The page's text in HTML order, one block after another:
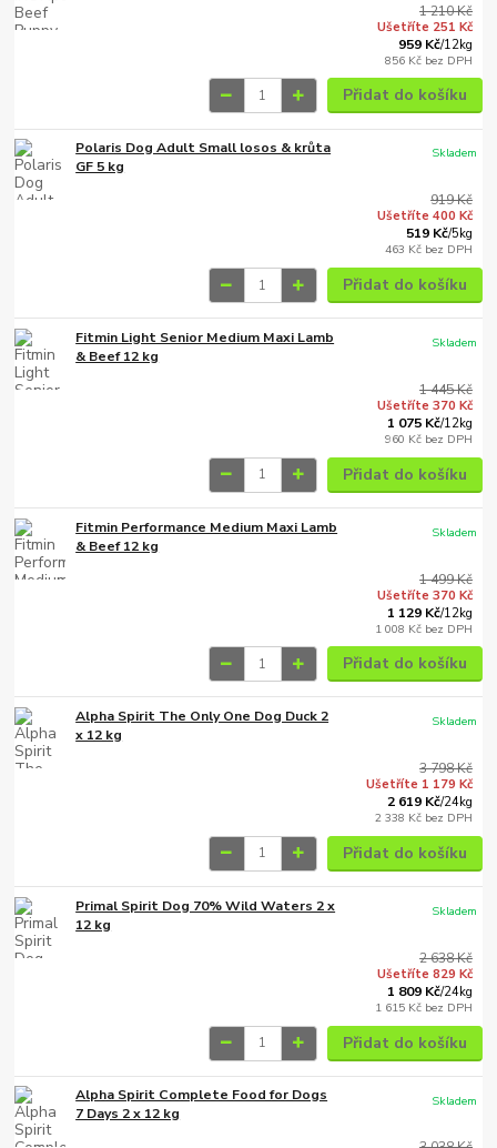
1 210 Kč
Ušetříte 251 Kč
959 Kč/12kg
856 Kč bez DPH
Přidat do košíku
Polaris Dog Adult Small losos & krůta
GF 5 kg
919 Kč
Ušetříte 400 Kč
519 Kč/5kg
463 Kč bez DPH
Skladem
Přidat do košíku
Fitmin Light Senior Medium Maxi Lamb
& Beef 12 kg
1 445 Kč
Ušetříte 370 Kč
1 075 Kč/12kg
960 Kč bez DPH
Skladem
Přidat do košíku
Fitmin Performance Medium Maxi Lamb
& Beef 12 kg
1 499 Kč
Ušetříte 370 Kč
1 129 Kč/12kg
1 008 Kč bez DPH
Skladem
Přidat do košíku
Alpha Spirit The Only One Dog Duck 2
x 12 kg
3 798 Kč
Ušetříte 1 179 Kč
2 619 Kč/24kg
2 338 Kč bez DPH
Skladem
Přidat do košíku
Primal Spirit Dog 70% Wild Waters 2 x
12 kg
2 638 Kč
Ušetříte 829 Kč
1 809 Kč/24kg
1 615 Kč bez DPH
Skladem
Přidat do košíku
Alpha Spirit Complete Food for Dogs
7 Days 2 x 12 kg
Skladem